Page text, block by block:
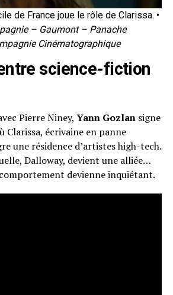
de France joue le rôle de Clarissa. •
– Gaumont – Panache
Cinématographique
science-fiction
Pierre Niney, Yann Gozlansigne
écrivaine en panne
une résidence d’artistes high-tech.
Dalloway, devient une alliée…
comportement devienne inquiétant.